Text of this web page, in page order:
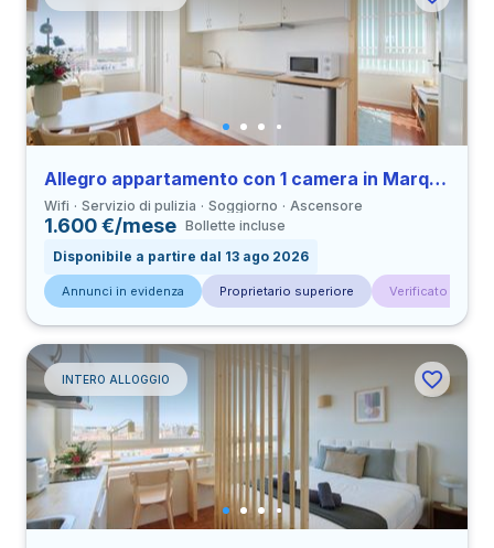
Allegro appartamento con 1 camera in Marquês de Pombal
Wifi Servizio di pulizia Soggiorno Ascensore
1.600 €/mese Bollette incluse
Disponibile a partire dal 13 ago 2026
Annunci in evidenza Proprietario superiore Verificato da
INTERO ALLOGGIO